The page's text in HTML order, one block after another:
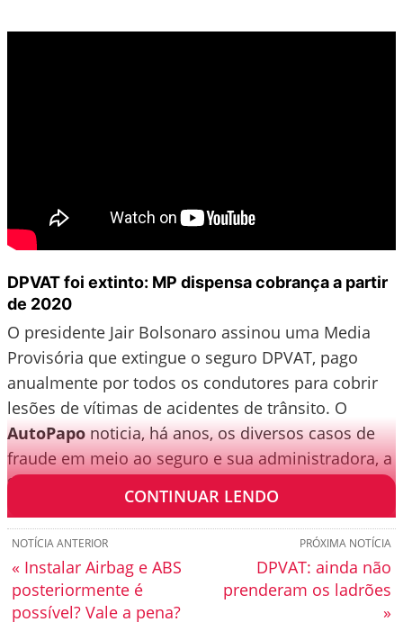
DPVAT foi extinto: MP dispensa cobrança a partir
de 2020
O presidente Jair Bolsonaro assinou uma Media
Provisória que extingue o seguro DPVAT, pago
anualmente por todos os condutores para cobrir
lesões de vítimas de acidentes de trânsito. O
AutoPaponoticia, há anos, os diversos casos de
fraude em meio ao seguro e sua administradora, a
Seguradora Líder.
CONTINUAR LENDO
PRÓXIMA NOTÍCIA
DPVAT: ainda não
prenderam os ladrões
»
NOTÍCIA ANTERIOR
« Instalar Airbag e ABS
posteriormente é
possível? Vale a pena?